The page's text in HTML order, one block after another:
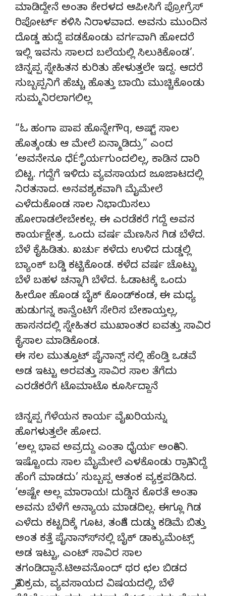
ಮಾಡಿದ್ದೇನೆ ಅಂತಾ ಕೇರಳದ ಆಪೀಸಿಗೆ ಪ್ರೋಗ್ರೆಸ್
ರಿಪೋರ್ಟ್ ಕಳಿಸಿ ನಿರಾಳವಾದ. ಅವನು ಮುಂದಿನ
ದೊಡ್ಡ ಹುದ್ದೆ ಪಡಕೊಂಡು ವರ್ಗವಾಗಿ ಹೋದರೆ
ಇಲ್ಲಿ ಇವನು ಸಾಲದ ಬಲೆಯಲ್ಲಿ ಸಿಲುಕಿಕೊಂಡ’.
ಚಿನ್ನಪ್ಪ ಸ್ನೇಹಿತನ ಕುರಿತು ಹೇಳುತ್ತಲೇ ಇದ್ದ. ಆದರೆ
ಸುಬ್ಬಪ್ಪನಿಗೆ ಹೆಚ್ಚು ಹೊತ್ತು ಬಾಯಿ ಮುಚ್ಚಿಕೊಂಡು
ಸುಮ್ಮನಿರಲಾಗಲಿಲ್ಲ
“ಓ ಹಂಗಾ ಪಾಪ ಹೊನ್ನೇಗೌq, ಅಷ್ಟ್ ಸಾಲ
ಹೊತ್ಕಂಡು ಆ ಮೇಲೆ ಏನ್ಮಾಡಿದ್ರು” ಎಂದ
‘ಅವನೇನೂ ಧೆÉೈರ್ಯಗುಂದಲಿಲ್ಲ, ಕಾಡಿನ ದಾರಿ
ಬಿಟ್ಟ. ಗದ್ದೆಗೆ ಇಳಿದು ವ್ಯವಸಾಯದ ಜೂಜಾಟದಲ್ಲಿ
ನಿರತನಾದ. ಅನವಶ್ಯಕವಾಗಿ ಮೈಮೇಲೆ
ಎಳೆದುಕೊಂಡ ಸಾಲ ನಿಭಾಯಿಸಲು
ಹೋರಾಡಲೇಬೇಕಲ್ಲ. ಈ ಎರಡೆಕರೆ ಗದ್ದೆ ಅವನ
ಕಾರ್ಯಕ್ಷೇತ್ರ. ಒಂದು ವರ್ಷ ಮೆಣಸಿನ ಗಿಡ ಬೆಳೆದ.
ಬೆಳೆ ಕೈಹಿಡಿತು. ಖರ್ಚು ಕಳೆದು ಉಳಿದ ದುಡ್ಡಲ್ಲಿ
ಬ್ಯಾಂಕ್ ಬಡ್ಡಿ ಕಟ್ಟಿಕೊಂಡ. ಕಳೆದ ವರ್ಷ ಚೊಟ್ಟು
ಬೆಳೆ ಬಹಳ ಚನ್ನಾಗಿ ಬೆಳೆದ. ಓಡಾಟಕ್ಕೆ ಒಂದು
ಹೀರೋ ಹೊಂಡ ಬೈಕ್ ಕೊಂಡ್‍ಕಂಡ, ಈ ಮಧ್ಯ
ಹುಡುಗನ್ನ ಕಾನ್ವೆಂಟಿಗೆ ಸೇರಿಸ ಬೇಕಾಯ್ತಲ್ಲ,
ಹಾಸನದಲ್ಲಿ ಸ್ನೇಹಿತರ ಮುಖಾಂತರ ಐವತ್ತು ಸಾವಿರ
ಕೈಸಾಲ ಮಾಡಿಕೊಂಡ.
ಈ ಸಲ ಮುತ್ತೂಟ್ ಪೈನಾನ್ಸ್ ನಲ್ಲಿ ಹೆಂಡ್ತಿ ಒಡವೆ
ಅಡ ಇಟ್ಟು ಅರವತ್ತು ಸಾವಿರ ಸಾಲ ತೆಗೆದು
ಎರಡೆಕರೆಗೆ ಟೊಮಾಟೊ ಕೂರ್ಸಿದ್ದಾನೆ
ಚಿನ್ನಪ್ಪ ಗೆಳೆಯನ ಕಾರ್ಯ ವೈಖರಿಯನ್ನು
ಹೊಗಳುತ್ತಲೇ ಹೋದ.
‘ಅಲ್ಲ ಭಾವ ಅವ್ರದ್ದು ಎಂತಾ ಧೈರ್ಯ ಅಂತೀನಿ.
ಇಷ್ಟೊಂದು ಸಾಲ ಮೈಮೇಲೆ ಎಳಕೊಂಡು ರಾತ್ರಿ ನಿದ್ದೆ
ಹೆಂಗೆ ಮಾಡದು’ ಸುಬ್ಬಪ್ಪ ಆತಂಕ ವ್ಯಕ್ತಪಡಿಸಿದ.
‘ಅಷ್ಟೇ ಅಲ್ಲ ಮಾರಾಯ! ದುಡ್ಡಿನ ಕೊರತೆ ಅಂತಾ
ಅವನು ಬೆಳೆಗೆ ಅನ್ಯಾಯ ಮಾಡದಿಲ್ಲ. ಈಗ್ಲೂ ಗಿಡ
ಎಳೆದು ಕಟ್ಟದಿಕ್ಕೆ ಗೂಟ, ತಂತಿಗೆ ದುಡ್ಡು ಕಡಿಮೆ ಬಿತ್ತು
ಅಂತ ಕತ್ತೆ ಪೈನಾನ್ಸ್‍ನಲ್ಲಿ ಬೈಕ್ ಡಾಕ್ಯುಮೆಂಟ್ಸ್
ಅಡ ಇಟ್ಟು, ಎಂಟ್ ಸಾವಿರ ಸಾಲ
ತಗಂಡಿದ್ದಾನೆ.ಟಿಅವನೊಂದ್ ಥರ ಛಲ ಬಿಡದ
ತ್ರಿವಿಕ್ರಮ, ವ್ಯವಸಾಯದ ವಿಷಯದಲ್ಲಿ, ಬೆಳೆ